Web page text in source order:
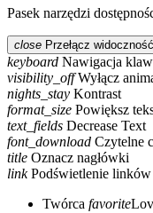
Pasek narzędzi
close Przełącz
keyboard Nawigacja
visibility_off Wyłącz
nights_stay Kontrast
format_size Powiększ
text_fields Decrease Text
font_download Czytelne
title Oznacz nagłówki
link Podświetlenie
Twórca favorite